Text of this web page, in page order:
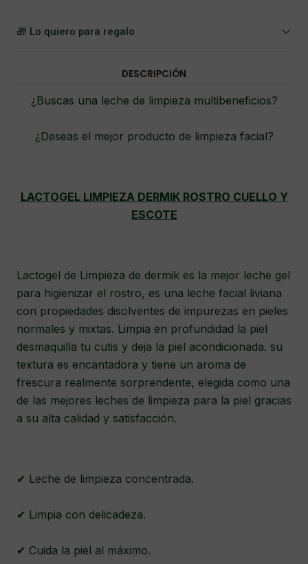
🎁 Lo quiero para regalo
DESCRIPCIÓN
¿Buscas una leche de limpieza multibeneficios?
¿Deseas el mejor producto de limpieza facial?
LACTOGEL LIMPIEZA DERMIK ROSTRO CUELLO Y
ESCOTE
Lactogel de Limpieza de dermik es la mejor leche gel
para higienizar el rostro, es una leche facial liviana
con propiedades disolventes de impurezas en pieles
normales y mixtas. Limpia en profundidad la piel
desmaquilla tu cutis y deja la piel acondicionada. su
textura es encantadora y tiene un aroma de
frescura realmente sorprendente, elegida como una
de las mejores leches de limpieza para la piel gracias
a su alta calidad y satisfacción.
✔ Leche de limpieza concentrada.
✔ Limpia con delicadeza.
✔ Cuida la piel al máximo.